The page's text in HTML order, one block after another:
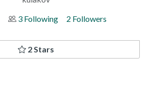
3 Following 2 Followers
2 Stars